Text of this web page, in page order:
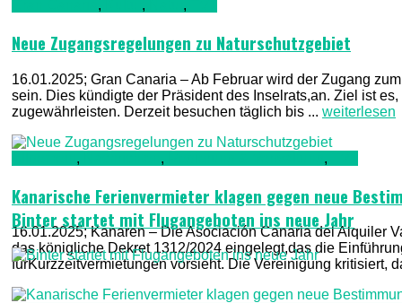
, , ,
Neue Zugangsregelungen zu Naturschutzgebiet
16.01.2025; Gran Canaria – Ab Februar wird der Zugang
sein. Dies kündigte der Präsident des Inselrats,an. Ziel ist
zugewährleisten. Derzeit besuchen täglich bis ... weiterlesen
, , ,
Kanarische Ferienvermieter klagen gegen neue
16.01.2025; Kanaren – Die Asociación Canaria del Alquiler
das königliche Dekret 1312/2024 eingelegt,das die
fürKurzzeitvermietungen vorsieht. Die Vereinigung kritisiert,
Binter startet mit Flugangeboten ins neue Jahr